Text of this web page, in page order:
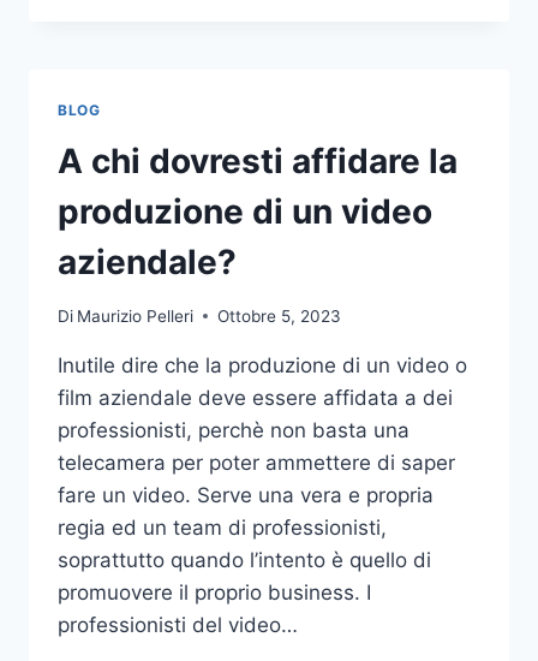
NELLE
SCOMMESSE
SPORTIVE
ONLINE
BLOG
A chi dovresti affidare la
produzione di un video
aziendale?
Di Maurizio Pelleri Ottobre 5, 2023
Inutile dire che la produzione di un video o
film aziendale deve essere affidata a dei
professionisti, perchè non basta una
telecamera per poter ammettere di saper
fare un video. Serve una vera e propria
regia ed un team di professionisti,
soprattutto quando l’intento è quello di
promuovere il proprio business. I
professionisti del video…